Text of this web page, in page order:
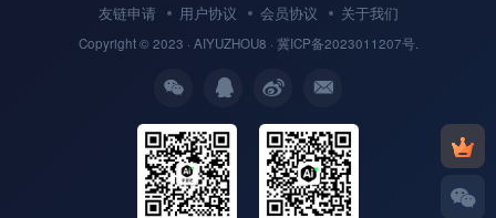
友链申请 用户协议 会员协议 关于我们
Copyright © 2023 · AIYUZHOU8 · 冀ICP备2023011207号.